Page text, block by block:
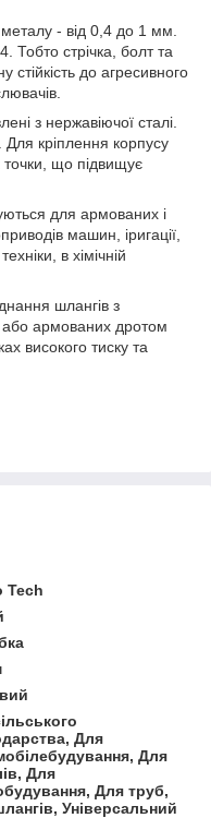
- від 0,4 до 1 мм.
Тобто стрічка, болт та
до агресивного
з нержавіючої сталі.
Для кріплення корпусу
точки, що підвищує
для армованих і
машин, іригації,
в хімічній
шлангів з
або армованих дротом
високого тиску та
Tech
Для
Для
Для
Для труб,
Універсальний